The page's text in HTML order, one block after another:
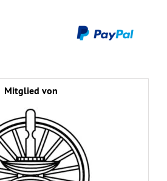
Mitglied von